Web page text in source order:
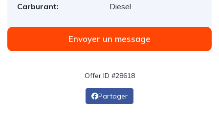
Carburant:
Diesel
Envoyer un message
Offer ID #28618
Partager